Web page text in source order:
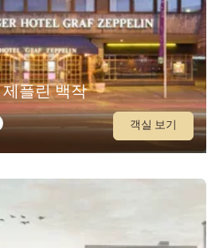
플린 백작
객실 보기